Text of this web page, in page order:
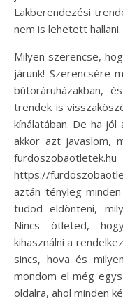
Lakberendezési
nem is lehetett hallani.
Milyen szerencse,
járunk! Szerencsére
bútoráruházakban,
trendek is
kínálatában. De ha
akkor azt javaslom,
https://
aztán tényleg
tudod eldönteni,
Nincs ötleted,
kihasználni a
sincs, hova és
mondom el még
oldalra, ahol minden